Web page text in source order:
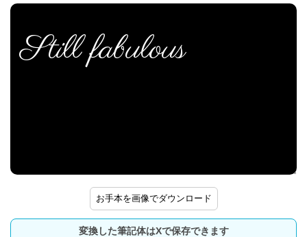
お手本を画像でダウンロード
変換した筆記体はXで保存できます